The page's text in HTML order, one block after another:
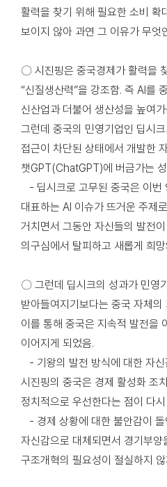
활력을 찾기 위해 필요한 소비 확
보이지 않아 과연 그 이유가 무엇
〇 시진핑은 중국경제가 활력을
“신질생산력”을 강조함. 즉 AI를
신산업과 더불어 생산성을 높여
그런데 중국의 민영기업인 딥시
접근이 차단된 상태에서 개발한
챗GPT(ChatGPT)에 버금가는
- 딥시크로 고무된 중국은 이번
대표하는 AI 이슈가 뜨거운 주제
거치면서 그동안 자신들의 발전
의구심에서 탈피하고 새롭게 희
〇 그런데 딥시크의 성과가 민영
받아들여지기보다는 중국 자체
이를 통해 중국은 지속적 발전을
이어지게 되었음.
- 기왕의 발전 방식에 대한 자신
시진핑의 중국은 경제 활성화 조
정치적으로 우선한다는 점이 다
- 경제 상황에 대한 불안감이
자신감으로 대체되면서 경기부
구조개혁의 필요성이 절실하지